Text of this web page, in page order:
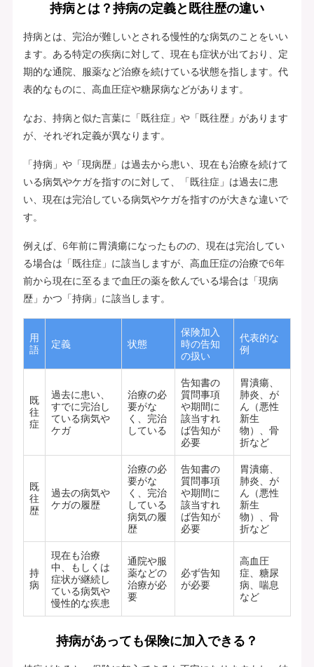
持病とは？持病の定義と既往歴の違い
持病とは、完治が難しいとされる慢性的な病気のことをいい
ます。ある特定の疾病に対して、現在も症状が出ており、定
期的な通院、服薬など治療を続けている状態を指します。代
表的なものに、高血圧症や糖尿病などがあります。
なお、持病と似た言葉に「既往症」や「既往歴」があります
が、それぞれ定義が異なります。
「持病」や「現病歴」は過去から患い、現在も治療を続けて
いる病気やケガを指すのに対して、「既往症」は過去に患
い、現在は完治している病気やケガを指すのが大きな違いで
す。
例えば、6年前に胃潰瘍になったものの、現在は完治してい
る場合は「既往症」に該当しますが、高血圧症の治療で6年
前から現在に至るまで血圧の薬を飲んでいる場合は「現病
歴」かつ「持病」に該当します。
用
語
定義 状態
保険加入
時の告知
の扱い
代表的な
例
既
往
症
過去に患い、
すでに完治し
ている病気や
ケガ
治療の必
要がな
く、完治
している
告知書の
質問事項
や期間に
該当すれ
ば告知が
必要
胃潰瘍、
肺炎、が
ん（悪性
新生
物）、骨
折など
既
往
歴
過去の病気や
ケガの履歴
治療の必
要がな
く、完治
している
病気の履
歴
告知書の
質問事項
や期間に
該当すれ
ば告知が
必要
胃潰瘍、
肺炎、が
ん（悪性
新生
物）、骨
折など
持
病
現在も治療
中、もしくは
症状が継続し
ている病気や
慢性的な疾患
通院や服
薬などの
治療が必
要
必ず告知
が必要
高血圧
症、糖尿
病、喘息
など
持病があっても保険に加入できる？